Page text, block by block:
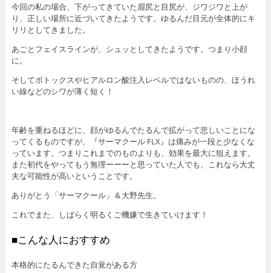
今回の私の場合、下がってきていた眉尻と目尻が、ジワジワと上が
り、正しい場所に近づいてきたようです。ゆるんだ目元が全体的にキ
リリとしてきました。
あごとフェイスラインが、シュッとしてきたようです。つまり小顔
に。
そしてボトックスやヒアルロン酸注入レベルではないものの、ほうれ
い線などのシワが薄く短く！
年齢を重ねるほどに、顔がゆるんでたるんで拡がって悲しいことにな
ってくるものですが、『サーマクール FLX』は痛みが一段と少なくな
っています。つまりこれまでのものよりも、効果を最大に狙えます。
また初代をやってもう無理ーーーと思っていた人でも、これなら大丈
夫な可能性が高いということです。
ありがとう「サーマクール」＆大野先生。
これでまた、しばらく明るくご機嫌で生きていけます！
■こんな人におすすめ
本格的にたるんできた自覚がある方